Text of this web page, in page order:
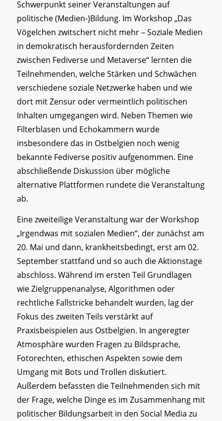
Schwerpunkt seiner Veranstaltungen auf
politische (Medien-)Bildung. Im Workshop „Das
Vögelchen zwitschert nicht mehr – Soziale Medien
in demokratisch herausfordernden Zeiten
zwischen Fediverse und Metaverse“ lernten die
Teilnehmenden, welche Stärken und Schwächen
verschiedene soziale Netzwerke haben und wie
dort mit Zensur oder vermeintlich politischen
Inhalten umgegangen wird. Neben Themen wie
Filterblasen und Echokammern wurde
insbesondere das in Ostbelgien noch wenig
bekannte Fediverse positiv aufgenommen. Eine
abschließende Diskussion über mögliche
alternative Plattformen rundete die Veranstaltung
ab.
Eine zweiteilige Veranstaltung war der Workshop
„Irgendwas mit sozialen Medien“, der zunächst am
20. Mai und dann, krankheitsbedingt, erst am 02.
September stattfand und so auch die Aktionstage
abschloss. Während im ersten Teil Grundlagen
wie Zielgruppenanalyse, Algorithmen oder
rechtliche Fallstricke behandelt wurden, lag der
Fokus des zweiten Teils verstärkt auf
Praxisbeispielen aus Ostbelgien. In angeregter
Atmosphäre wurden Fragen zu Bildsprache,
Fotorechten, ethischen Aspekten sowie dem
Umgang mit Bots und Trollen diskutiert.
Außerdem befassten die Teilnehmenden sich mit
der Frage, welche Dinge es im Zusammenhang mit
politischer Bildungsarbeit in den Social Media zu